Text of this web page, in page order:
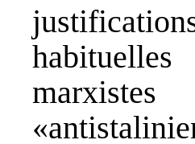
marxistes